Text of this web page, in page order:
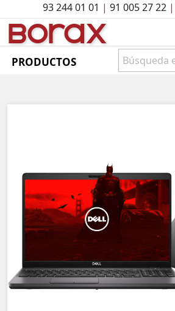
93 244 01 01 | 91 005 27 22|
BOrAx
PRODUCTOS